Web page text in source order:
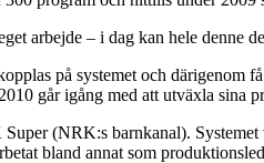
arbejde – i dag kan hele denne
på systemet och därigenom
går igång med att utväxla sina
(NRK:s barnkanal).
bland annat som